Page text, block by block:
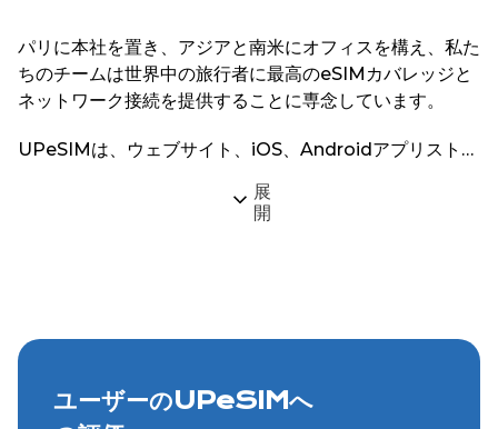
パリに本社を置き、アジアと南米にオフィスを構え、私た
ちのチームは世界中の旅行者に最高のeSIMカバレッジと
ネットワーク接続を提供することに専念しています。
UPeSIMは、ウェブサイト、iOS、Androidアプリストア
展
開
ユーザーのUPeSIMへ